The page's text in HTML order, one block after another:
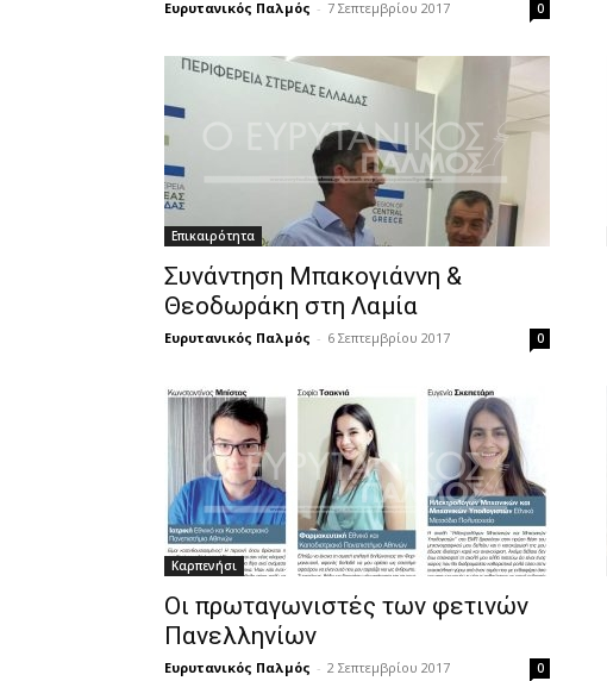
Ευρυτανικός Παλμός - 7 Σεπτεμβρίου 2017 0
Επικαιρότητα
Συνάντηση Μπακογιάννη &
Θεοδωράκη στη Λαμία
Ευρυτανικός Παλμός - 6 Σεπτεμβρίου 2017 0
Καρπενήσι
Οι πρωταγωνιστές των φετινών
Πανελληνίων
Ευρυτανικός Παλμός - 2 Σεπτεμβρίου 2017 0